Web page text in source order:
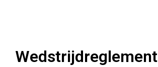
Wedstrijdreglement